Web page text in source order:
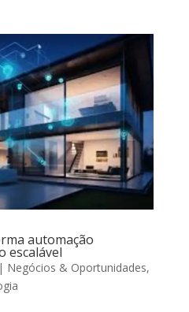
automação
escalável
| Negócios & Oportunidades,